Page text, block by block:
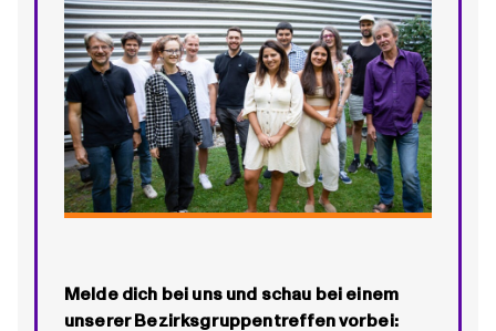
Melde dich bei uns und schau bei einem
unserer Bezirksgruppentreffen vorbei: